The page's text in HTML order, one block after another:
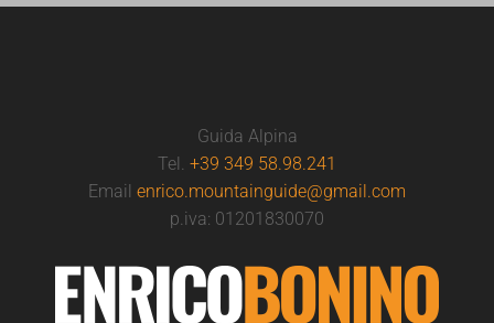
Guida Alpina
Tel. +39 349 58.98.241
Email enrico.mountainguide@gmail.com
p.iva: 01201830070